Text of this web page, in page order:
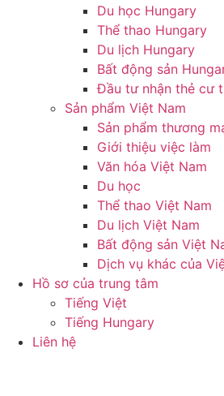
Du học Hungary
Thể thao Hungary
Du lịch Hungary
Bất động sản
Đầu tư nhận thẻ cư
Sản phẩm Việt Nam
Sản phẩm thương
Giới thiệu việc làm
Văn hóa Việt Nam
Du học
Thể thao Việt Nam
Du lịch Việt Nam
Bất động sản Việt
Dịch vụ khác của
Hồ sơ của trung tâm
Tiếng Việt
Tiếng Hungary
Liên hệ